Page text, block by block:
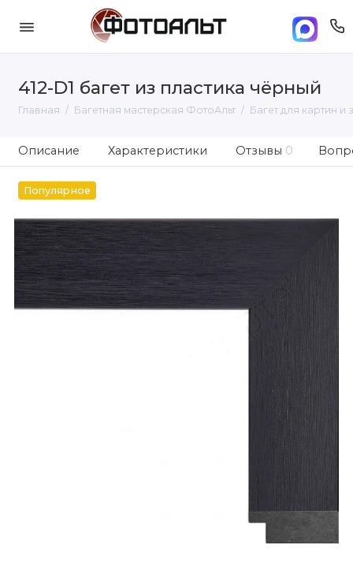
412-D1 багет из пластика чёрный
Главная Багетная мастерская ФотоАльт Багет для картин и
Описание Характеристики Отзывы 0
Популярное